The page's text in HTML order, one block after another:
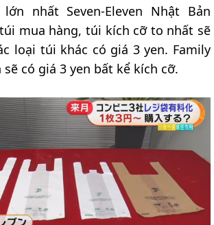
nhất Seven-Eleven Nhật Bản
mua hàng, túi kích cỡ to nhất sẽ
loại túi khác có giá 3 yen. Family
sẽ có giá 3 yen bất kể kích cỡ.